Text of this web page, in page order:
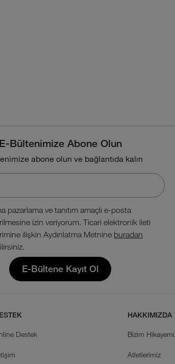
E-Bültenimize Abone Olun
abone olun ve bağlantıda kalın
pazarlama ve tanıtım amaçlı e-posta
izin veriyorum. Ticari elektronik ileti
ilişkin Aydınlatma Metnine buradan
E-Bültene Kayıt Ol
Destek
HAKKIMIZDA
Bizim
Atletlerimiz